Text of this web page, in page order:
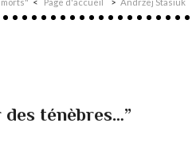
ténèbres…”